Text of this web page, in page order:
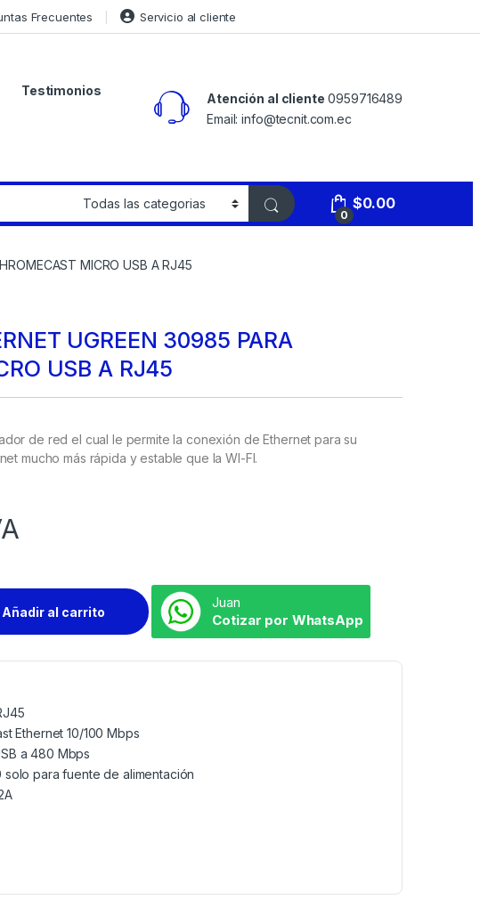
Frecuentes Servicio al cliente
Testimonios
Atención al cliente 0959716489
Email: info@tecnit.com.ec
0
$0.00
MICRO USB A RJ45
UGREEN 30985 PARA
USB A RJ45
de red el cual le permite la conexión de Ethernet para su
mucho más rápida y estable que la WI-FI.
Añadir al carrito
Juan
Cotizar por WhatsApp
Ethernet 10/100 Mbps
a 480 Mbps
para fuente de alimentación